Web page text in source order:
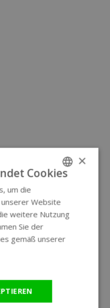
GERMAN
×
Cookies
um die
Website
weitere Nutzung
Sie der
gemäß unserer